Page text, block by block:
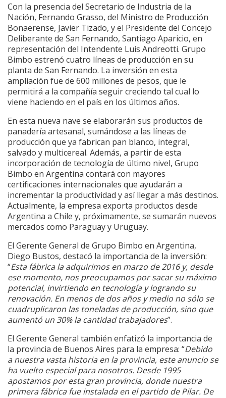
Con la presencia del Secretario de Industria de la
Nación, Fernando Grasso, del Ministro de Producción
Bonaerense, Javier Tizado, y el Presidente del Concejo
Deliberante de San Fernando, Santiago Aparicio, en
representación del Intendente Luis Andreotti. Grupo
Bimbo estrenó cuatro líneas de producción en su
planta de San Fernando. La inversión en esta
ampliación fue de 600 millones de pesos, que le
permitirá a la compañía seguir creciendo tal cual lo
viene haciendo en el país en los últimos años.
En esta nueva nave se elaborarán sus productos de
panadería artesanal, sumándose a las líneas de
producción que ya fabrican pan blanco, integral,
salvado y multicereal. Además, a partir de esta
incorporación de tecnología de último nivel, Grupo
Bimbo en Argentina contará con mayores
certificaciones internacionales que ayudarán a
incrementar la productividad y así llegar a más destinos.
Actualmente, la empresa exporta productos desde
Argentina a Chile y, próximamente, se sumarán nuevos
mercados como Paraguay y Uruguay.
El Gerente General de Grupo Bimbo en Argentina,
Diego Bustos, destacó la importancia de la inversión:
“Esta fábrica la adquirimos en marzo de 2016 y, desde
ese momento, nos preocupamos por sacar su máximo
potencial, invirtiendo en tecnología y logrando su
renovación. En menos de dos años y medio no sólo se
cuadruplicaron las toneladas de producción, sino que
aumentó un 30% la cantidad trabajadores”.
El Gerente General también enfatizó la importancia de
la provincia de Buenos Aires para la empresa: “Debido
a nuestra vasta historia en la provincia, este anuncio se
ha vuelto especial para nosotros. Desde 1995
apostamos por esta gran provincia, donde nuestra
primera fábrica fue instalada en el partido de Pilar. De